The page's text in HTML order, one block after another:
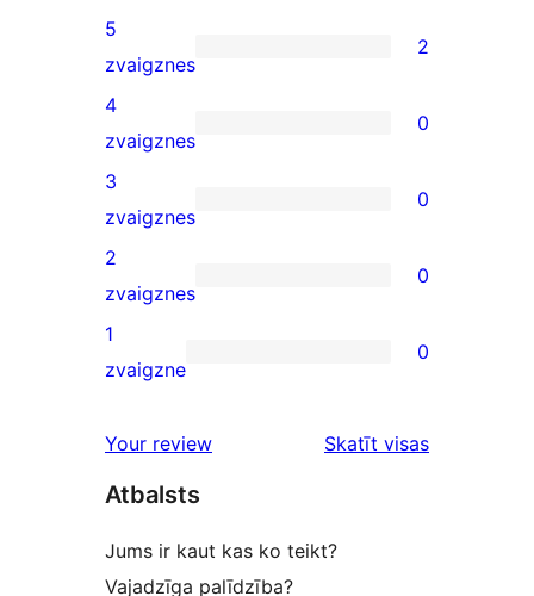
2
5-
star
reviews
5
zvaigznes
2
0
4-
star
reviews
4
zvaigznes
0
0
3-
star
reviews
3
zvaigznes
0
0
2-
star
2
zvaigznes
0
0
star
1
zvaigzne
0
Your review Skatīt visasatsauksmes
Atbalsts
Jums ir kaut kas ko teikt?
Vajadzīga palīdzība?